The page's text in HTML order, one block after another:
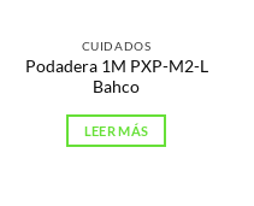
CUIDADOS
Podadera 1M PXP-M2-L
Bahco
LEER MÁS